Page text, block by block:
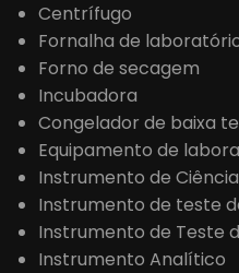
Centrífugo
Fornalha de
Forno de secagem
Incubadora
Congelador de baixa
Equipamento de
Instrumento de
Instrumento de teste
Instrumento de Teste
Instrumento Analítico